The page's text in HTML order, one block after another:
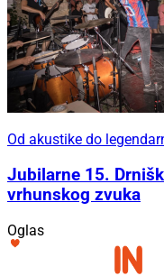
Od akustike do
Jubilarne 15.
vrhunskog zvuka
Oglas